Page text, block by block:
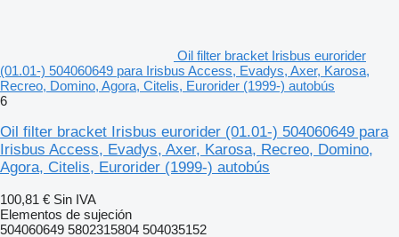
Oil filter bracket Irisbus eurorider
(01.01-) 504060649 para Irisbus Access, Evadys, Axer, Karosa,
Recreo, Domino, Agora, Citelis, Eurorider (1999-) autobús
6
Oil filter bracket Irisbus eurorider (01.01-) 504060649 para
Irisbus Access, Evadys, Axer, Karosa, Recreo, Domino,
Agora, Citelis, Eurorider (1999-) autobús
100,81 € Sin IVA
Elementos de sujeción
504060649 5802315804 504035152